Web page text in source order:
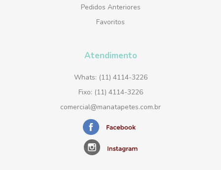
Pedidos Anteriores
Favoritos
Atendimento
Whats: (11) 4114-3226
Fixo: (11) 4114-3226
comercial@manatapetes.com.br